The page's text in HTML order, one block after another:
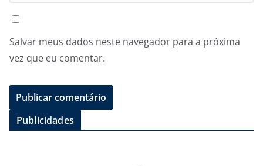
Salvar meus dados neste navegador para a próxima
vez que eu comentar.
Publicidades